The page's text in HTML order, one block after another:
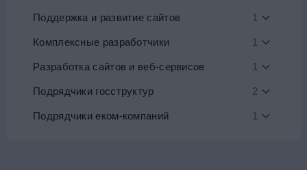
Поддержка и развитие сайтов 1
Комплексные разработчики 1
Разработка сайтов и веб-сервисов 1
Подрядчики госструктур 2
Подрядчики еком-компаний 1